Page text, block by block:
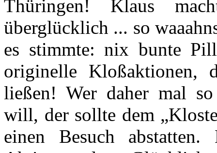
Thüringen! Klaus
überglücklich ... so
es stimmte: nix bunte
originelle Kloßaktionen,
ließen! Wer daher mal
will, der sollte dem
einen Besuch